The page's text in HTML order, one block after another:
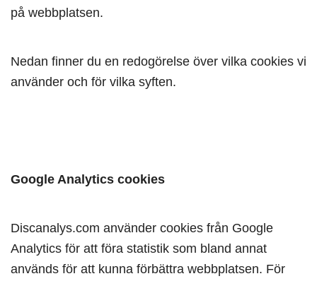
på webbplatsen.
Nedan finner du en redogörelse över vilka cookies vi
använder och för vilka syften.
Google Analytics cookies
Discanalys.com använder cookies från Google
Analytics för att föra statistik som bland annat
används för att kunna förbättra webbplatsen. För